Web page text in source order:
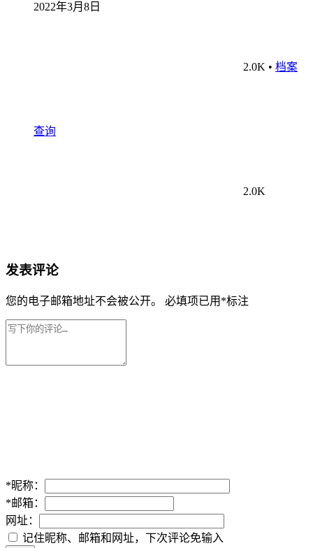
2022年3月8日
2.0K • 档案
查询
2.0K
发表评论
您的电子邮箱地址不会被公开。 必填项已用 *标注
*昵称：
*邮箱：
网址：
记住昵称、邮箱和网址，下次评论免输入